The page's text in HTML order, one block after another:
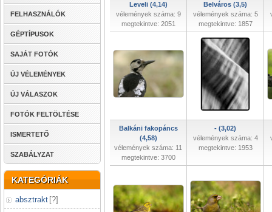
FELHASZNÁLÓK
GÉPTÍPUSOK
SAJÁT FOTÓK
ÚJ VÉLEMÉNYEK
ÚJ VÁLASZOK
FOTÓK FELTÖLTÉSE
ISMERTETŐ
SZABÁLYZAT
KATEGÓRIÁK
absztrakt [?]
Leveli (4,14)
vélemények száma: 9
megtekintve: 2051
Belváros (3,5)
vélemények száma: 5
megtekintve: 1857
Balkáni fakopáncs
(4,58)
vélemények száma: 11
megtekintve: 3700
- (3,02)
vélemények száma: 4
megtekintve: 1953